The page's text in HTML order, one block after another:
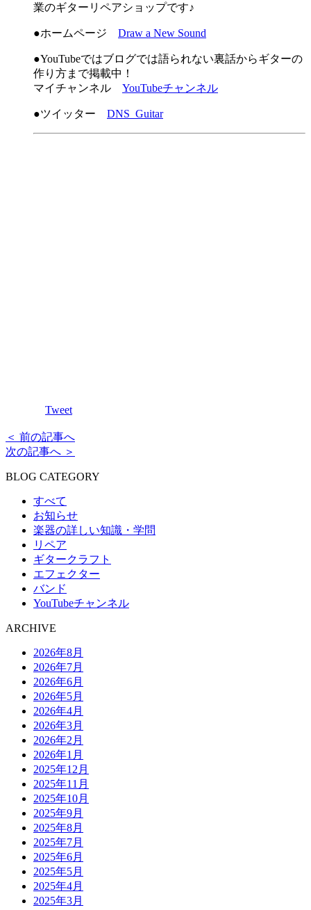
業のギターリペアショップです♪
●ホームページ Draw a New Sound
●YouTubeではブログでは語られない裏話からギターの
作り方まで掲載中！
マイチャンネル YouTubeチャンネル
●ツイッター DNS_Guitar
Tweet
＜ 前の記事へ
次の記事へ ＞
BLOG CATEGORY
すべて
お知らせ
楽器の詳しい知識・学問
リペア
ギタークラフト
エフェクター
バンド
YouTubeチャンネル
ARCHIVE
2026年8月
2026年7月
2026年6月
2026年5月
2026年4月
2026年3月
2026年2月
2026年1月
2025年12月
2025年11月
2025年10月
2025年9月
2025年8月
2025年7月
2025年6月
2025年5月
2025年4月
2025年3月